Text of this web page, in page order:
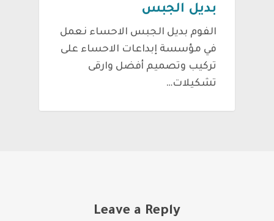
بديل الجبس
الفوم بديل الجبس الاحساء نعمل
في مؤسسة إبداعات الاحساء على
تركيب وتصميم أفضل وارقى
تشكيلات…
Leave a Reply